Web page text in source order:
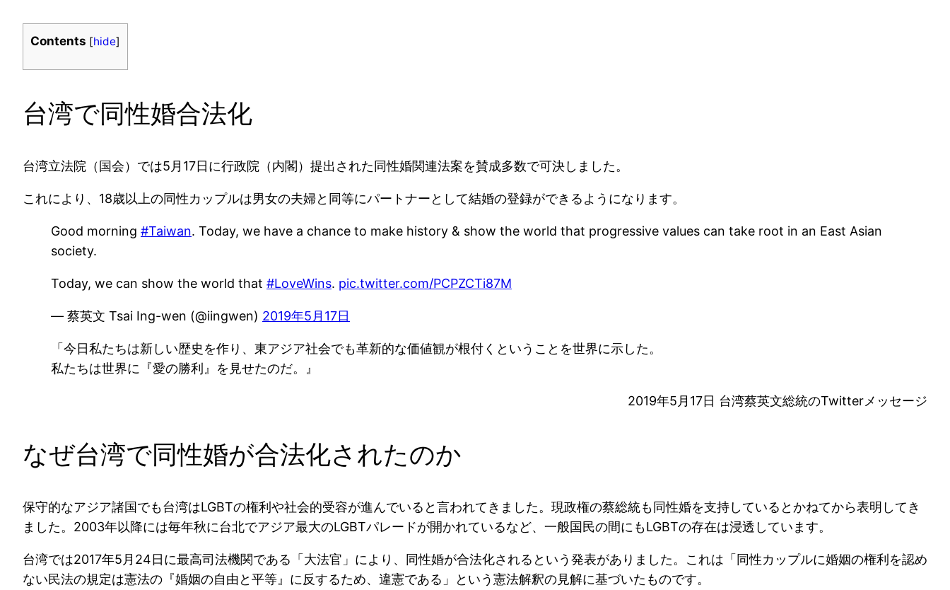
Contents [hide]
台湾で同性婚合法化
台湾立法院（国会）では5月17日に行政院（内閣）提出された同性婚関連法案を賛成多数で可決しました。
これにより、18歳以上の同性カップルは男女の夫婦と同等にパートナーとして結婚の登録ができるようになります。
Good morning #Taiwan. Today, we have a chance to make history & show the world that progressive values can take root in an East Asian
society.
Today, we can show the world that #LoveWins. pic.twitter.com/PCPZCTi87M
— 蔡英文 Tsai Ing-wen (@iingwen) 2019年5月17日
「今日私たちは新しい歴史を作り、東アジア社会でも革新的な価値観が根付くということを世界に示した。
私たちは世界に『愛の勝利』を見せたのだ。』
2019年5月17日 台湾蔡英文総統のTwitterメッセージ
なぜ台湾で同性婚が合法化されたのか
保守的なアジア諸国でも台湾はLGBTの権利や社会的受容が進んでいると言われてきました。現政権の蔡総統も同性婚を支持しているとかねてから表明してき
ました。2003年以降には毎年秋に台北でアジア最大のLGBTパレードが開かれているなど、一般国民の間にもLGBTの存在は浸透しています。
台湾では2017年5月24日に最高司法機関である「大法官」により、同性婚が合法化されるという発表がありました。これは「同性カップルに婚姻の権利を認め
ない民法の規定は憲法の『婚姻の自由と平等』に反するため、違憲である」という憲法解釈の見解に基づいたものです。